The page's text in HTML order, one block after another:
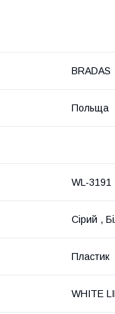
BRADAS
Польща
WL-3191
Сірий ,
Пластик
WHITE